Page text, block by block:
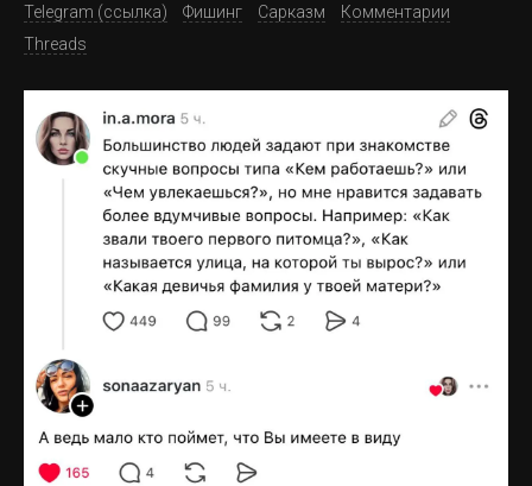
Telegram (ссылка)
Фишинг Сарказм
Комментарии
Threads